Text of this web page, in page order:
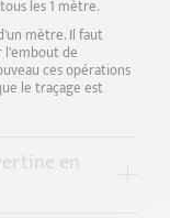
les 1 mètre.
mètre. Il faut
l'embout de
ces opérations
le traçage est
en